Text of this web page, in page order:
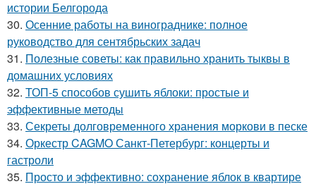
истории Белгорода
30. Осенние работы на винограднике: полное
руководство для сентябрьских задач
31. Полезные советы: как правильно хранить тыквы в
домашних условиях
32. ТОП-5 способов сушить яблоки: простые и
эффективные методы
33. Секреты долговременного хранения моркови в песке
34. Оркестр CAGMO Санкт-Петербург: концерты и
гастроли
35. Просто и эффективно: сохранение яблок в квартире